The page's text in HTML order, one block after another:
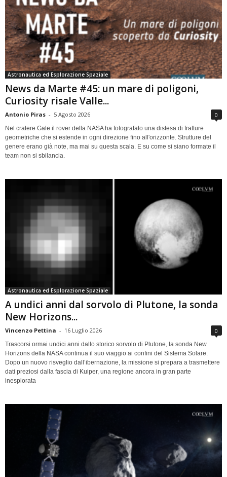
Astronautica ed Esplorazione Spaziale
News da Marte #45: un mare di poligoni,
Curiosity risale Valle...
Antonio Piras - 5 Agosto 2026 0
Nel cratere Gale il rover della NASA ha fotografato una distesa di fratture
geometriche che si estende in ogni direzione fino all'orizzonte. Strutture del
genere erano già note, ma mai su questa scala. E su come si siano formate il
team non si sbilancia.
Astronautica ed Esplorazione Spaziale
A undici anni dal sorvolo di Plutone, la sonda
New Horizons...
Vincenzo Pettina - 16 Luglio 2026 0
Trascorsi ormai undici anni dallo storico sorvolo di Plutone, la sonda New
Horizons della NASA continua il suo viaggio ai confini del Sistema Solare.
Dopo un nuovo risveglio dall’ibernazione, la missione si prepara a trasmettere
dati preziosi dalla fascia di Kuiper, una regione ancora in gran parte
inesplorata